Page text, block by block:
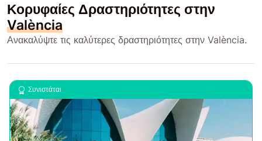
Κορυφαίες Δραστηριότητες στην
València
Ανακαλύψτε τις καλύτερες δραστηριότητες στην València.
Συνιστάται